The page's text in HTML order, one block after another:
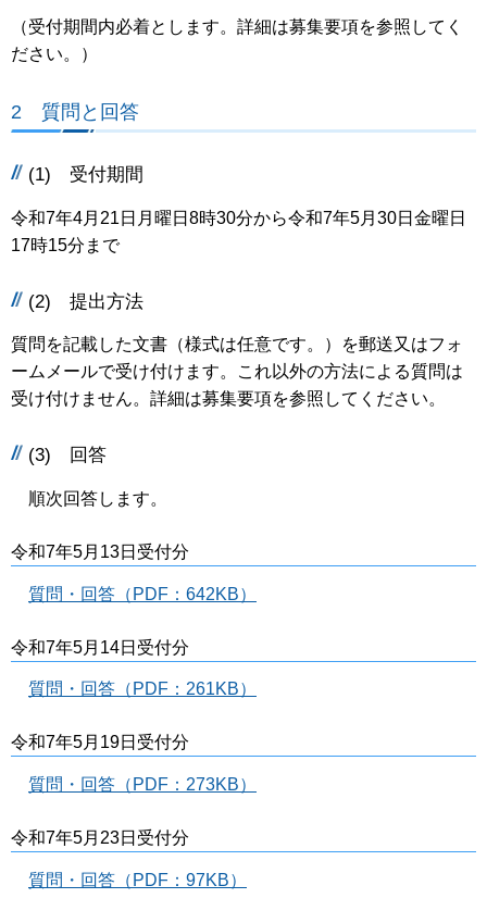
（受付期間内必着とします。詳細は募集要項を参照してく
ださい。）
2 質問と回答
(1) 受付期間
令和7年4月21日月曜日8時30分から令和7年5月30日金曜日
17時15分まで
(2) 提出方法
質問を記載した文書（様式は任意です。）を郵送又はフォ
ームメールで受け付けます。これ以外の方法による質問は
受け付けません。詳細は募集要項を参照してください。
(3) 回答
順次回答します。
令和7年5月13日受付分
質問・回答（PDF：642KB）
令和7年5月14日受付分
質問・回答（PDF：261KB）
令和7年5月19日受付分
質問・回答（PDF：273KB）
令和7年5月23日受付分
質問・回答（PDF：97KB）